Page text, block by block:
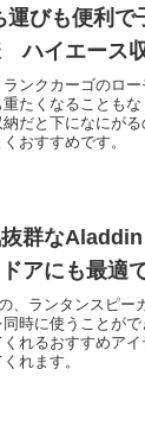
びも便利で
ハイエース
ンクカーゴのロー
たくなることも
だと下になにが
おすすめです。
群な
アにも最
、ランタンスピー
時に使うことが
れるおすすめア
れます。